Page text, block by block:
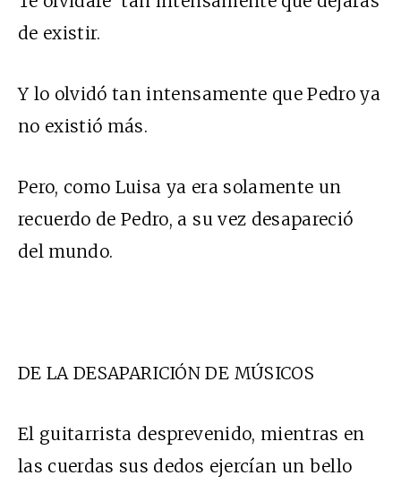
de existir.
Y lo olvidó tan intensamente que Pedro ya
no existió más.
Pero, como Luisa ya era solamente un
recuerdo de Pedro, a su vez desapareció
del mundo.
DE LA DESAPARICIÓN DE MÚSICOS
El guitarrista desprevenido, mientras en
las cuerdas sus dedos ejercían un bello